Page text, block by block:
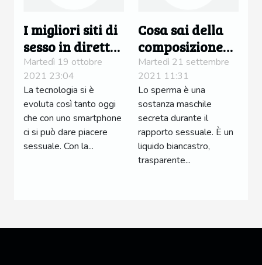
I migliori siti di
sesso in diretta:
caratteristiche
e vantaggi
Martedì 19 ottobre
2021 23:04
La tecnologia si è
evoluta così tanto oggi
che con uno smartphone
ci si può dare piacere
sessuale. Con la...
Cosa sai della
composizione
dello sperma?
Martedì 21 settembre
2021 11:31
Lo sperma è una
sostanza maschile
secreta durante il
rapporto sessuale. È un
liquido biancastro,
trasparente...